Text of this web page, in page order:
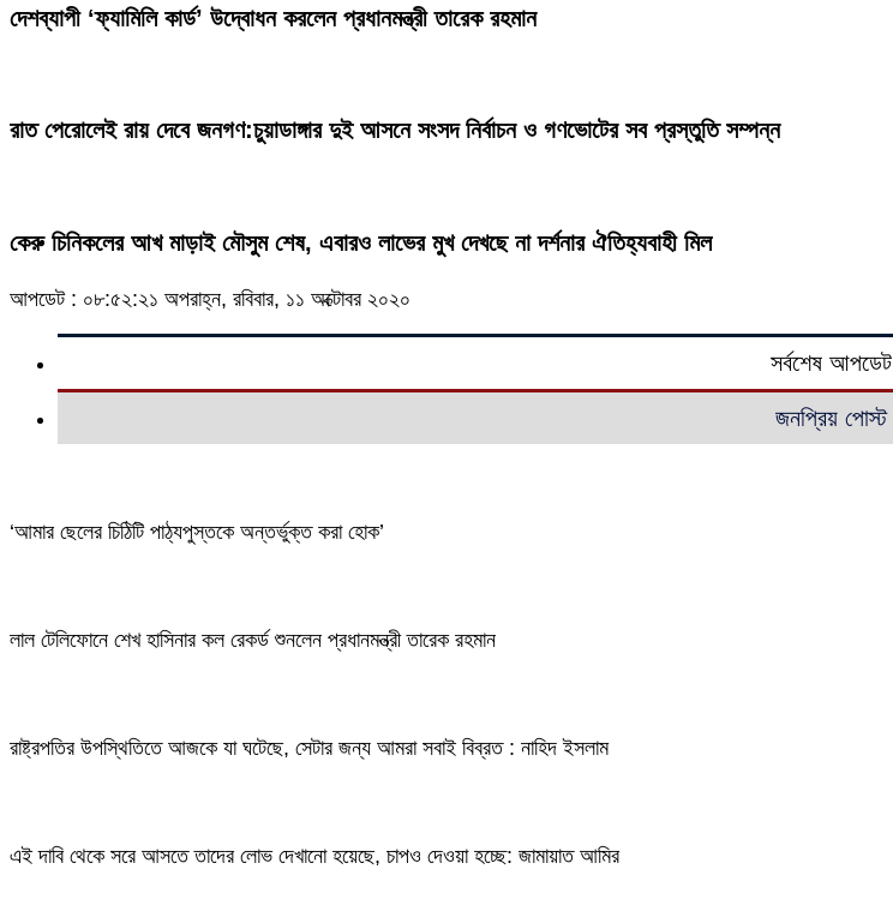
দেশব্যাপী ‘ফ্যামিলি কার্ড’ উদ্বোধন করলেন প্রধানমন্ত্রী তারেক রহমান
রাত পেরোলেই রায় দেবে জনগণ:চুয়াডাঙ্গার দুই আসনে সংসদ নির্বাচন ও গণভোটের সব প্রস্তুতি সম্পন্ন
কেরু চিনিকলের আখ মাড়াই মৌসুম শেষ, এবারও লাভের মুখ দেখছে না দর্শনার ঐতিহ্যবাহী মিল
আপডেট : ০৮:৫২:২১ অপরাহ্ন, রবিবার, ১১ অক্টোবর ২০২০
সর্বশেষ আপডেট
জনপ্রিয় পোস্ট
‘আমার ছেলের চিঠিটি পাঠ্যপুস্তকে অন্তর্ভুক্ত করা হোক’
লাল টেলিফোনে শেখ হাসিনার কল রেকর্ড শুনলেন প্রধানমন্ত্রী তারেক রহমান
রাষ্ট্রপতির উপস্থিতিতে আজকে যা ঘটেছে, সেটার জন্য আমরা সবাই বিব্রত : নাহিদ ইসলাম
এই দাবি থেকে সরে আসতে তাদের লোভ দেখানো হয়েছে, চাপও দেওয়া হচ্ছে: জামায়াত আমির